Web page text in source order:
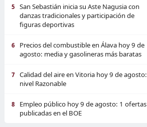
5
San Sebastián inicia su Aste Nagusia con
danzas tradicionales y participación de
figuras deportivas
6
Precios del combustible en Álava hoy 9 de
agosto: media y gasolineras más baratas
7
Calidad del aire en Vitoria hoy 9 de agosto:
nivel Razonable
8
Empleo público hoy 9 de agosto: 1 ofertas
publicadas en el BOE